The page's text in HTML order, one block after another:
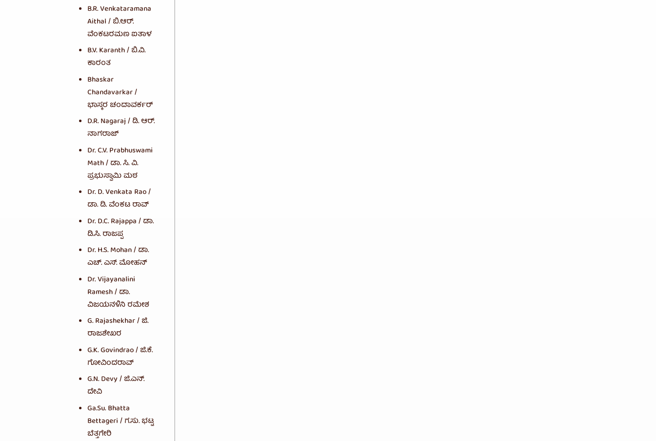
B.R. Venkataramana
Aithal / ಬಿ.ಆರ್.
ವೆಂಕಟರಮಣ ಐತಾಳ
B.V. Karanth / ಬಿ.ವಿ.
ಕಾರಂತ
Bhaskar
Chandavarkar /
ಭಾಸ್ಕರ ಚಂದಾವರ್ಕರ್
D.R. Nagaraj / ಡಿ. ಆರ್.
ನಾಗರಾಜ್
Dr. C.V. Prabhuswami
Math / ಡಾ. ಸಿ. ವಿ.
ಪ್ರಭುಸ್ವಾಮಿ ಮಠ
Dr. D. Venkata Rao /
ಡಾ. ಡಿ. ವೆಂಕಟ ರಾವ್
Dr. D.C. Rajappa / ಡಾ.
ಡಿ.ಸಿ. ರಾಜಪ್ಪ
Dr. H.S. Mohan / ಡಾ.
ಎಚ್. ಎಸ್. ಮೋಹನ್
Dr. Vijayanalini
Ramesh / ಡಾ.
ವಿಜಯನಳಿನಿ ರಮೇಶ
G. Rajashekhar / ಜಿ.
ರಾಜಶೇಖರ
G.K. Govindrao / ಜಿ.ಕೆ.
ಗೋವಿಂದರಾವ್
G.N. Devy / ಜಿ.ಎನ್.
ದೇವಿ
Ga.Su. Bhatta
Bettageri / ಗ.ಸು. ಭಟ್ಟ
ಬೆತ್ತಗೇರಿ